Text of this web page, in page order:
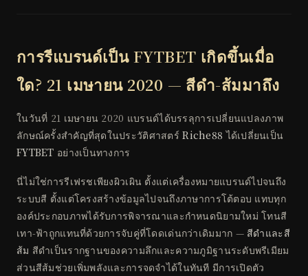
การรีแบรนด์เป็น FYTBET เกิดขึ้นเมื่อ
ใด? 21 เมษายน 2020 — สีดำ-ส้มมาถึง
ในวันที่ 21 เมษายน 2020 แบรนด์ได้บรรลุการเปลี่ยนแปลงภาพ
ลักษณ์ครั้งสำคัญที่สุดในประวัติศาสตร์Riche88 ได้เปลี่ยนเป็น
FYTBET อย่างเป็นทางการ
นี่ไม่ใช่การรีเฟรชเพียงผิวเผิน ตั้งแต่เครื่องหมายแบรนด์ไปจนถึง
ระบบสี ตั้งแต่โครงสร้างข้อมูลไปจนถึงภาษาการโต้ตอบ แทบทุก
องค์ประกอบภาพได้รับการพิจารณาและกำหนดนิยามใหม่ โทนสี
เทา-ฟ้าถูกแทนที่ด้วยการจับคู่ที่โดดเด่นกว่าเดิมมาก — สีดำและสี
ส้ม สีดำเป็นรากฐานของความลึกและความภูมิฐานระดับพรีเมียม
ส่วนสีส้มช่วยเพิ่มพลังและการจดจำได้ในทันที มีการเปิดตัว